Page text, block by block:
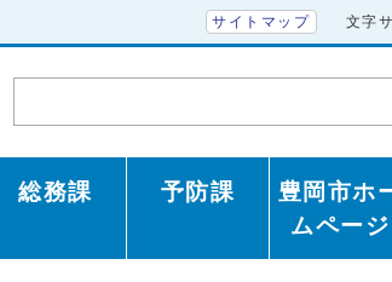
サイトマップ 文字
総務課 予防課
豊岡市ホ
ムページ